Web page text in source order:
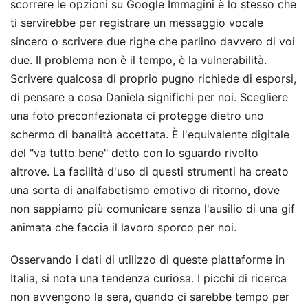
scorrere le opzioni su Google Immagini è lo stesso che
ti servirebbe per registrare un messaggio vocale
sincero o scrivere due righe che parlino davvero di voi
due. Il problema non è il tempo, è la vulnerabilità.
Scrivere qualcosa di proprio pugno richiede di esporsi,
di pensare a cosa Daniela significhi per noi. Scegliere
una foto preconfezionata ci protegge dietro uno
schermo di banalità accettata. È l'equivalente digitale
del "va tutto bene" detto con lo sguardo rivolto
altrove. La facilità d'uso di questi strumenti ha creato
una sorta di analfabetismo emotivo di ritorno, dove
non sappiamo più comunicare senza l'ausilio di una gif
animata che faccia il lavoro sporco per noi.
Osservando i dati di utilizzo di queste piattaforme in
Italia, si nota una tendenza curiosa. I picchi di ricerca
non avvengono la sera, quando ci sarebbe tempo per